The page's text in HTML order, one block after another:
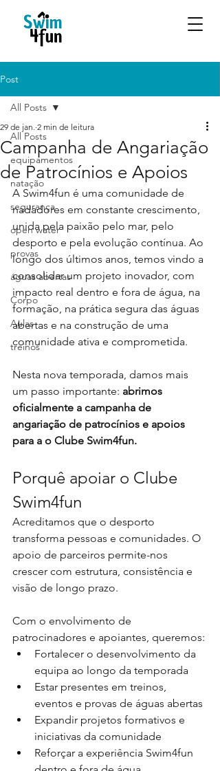
Post
All Posts
equipamentos
natação
segurança
open water
provas
águas abertas
Corpo
Aulas
treinos
All Posts
Campanha de Angariação
de Patrocínios e Apoios
29 de jan. 2 min de leitura
A Swim4fun é uma comunidade de
nadadores em constante crescimento,
unida pela paixão pelo mar, pelo
desporto e pela evolução contínua. Ao
longo dos últimos anos, temos vindo a
consolidar um projeto inovador, com
impacto real dentro e fora de água, na
formação, na prática segura das águas
abertas e na construção de uma
comunidade ativa e comprometida.
Nesta nova temporada, damos mais
um passo importante: abrimos
oficialmente a campanha de
angariação de patrocínios e apoios
para a o Clube Swim4fun.
Porquê apoiar o Clube
Swim4fun
Acreditamos que o desporto
transforma pessoas e comunidades. O
apoio de parceiros permite-nos
crescer com estrutura, consistência e
visão de longo prazo.
Com o envolvimento de
patrocinadores e apoiantes, queremos:
Fortalecer o desenvolvimento da
equipa ao longo da temporada
Estar presentes em treinos,
eventos e provas de águas abertas
Expandir projetos formativos e
iniciativas da comunidade
Reforçar a experiência Swim4fun